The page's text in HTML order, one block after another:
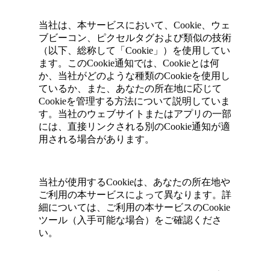
当社は、本サービスにおいて、Cookie、ウェ
ブビーコン、ピクセルタグおよび類似の技術
（以下、総称して「Cookie」）を使用してい
ます。このCookie通知では、Cookieとは何
か、当社がどのような種類のCookieを使用し
ているか、また、あなたの所在地に応じて
Cookieを管理する方法について説明していま
す。当社のウェブサイトまたはアプリの一部
には、直接リンクされる別のCookie通知が適
用される場合があります。
当社が使用するCookieは、あなたの所在地や
ご利用の本サービスによって異なります。詳
細については、ご利用の本サービスのCookie
ツール（入手可能な場合）をご確認くださ
い。